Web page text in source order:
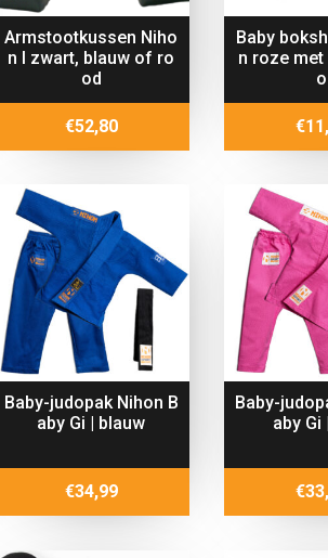
Armstootkussen Niho
n I zwart, blauw of ro
od
€52,80
Baby
n roze
o
€
Baby-judopak Nihon B
aby Gi | blauw
€34,99
Baby-
aby Gi
€